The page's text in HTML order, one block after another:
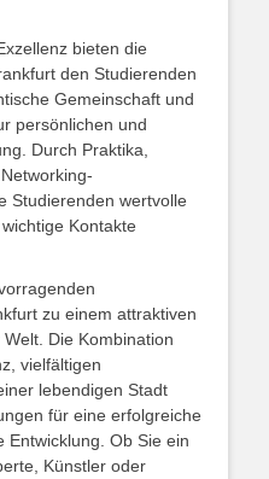
bieten die
den Studierenden
Gemeinschaft und
persönlichen und
Durch Praktika,
Studierenden wertvolle
Kontakte
zu einem attraktiven
Die Kombination
vielfältigen
lebendigen Stadt
für eine erfolgreiche
Entwicklung. Ob Sie ein
Künstler oder